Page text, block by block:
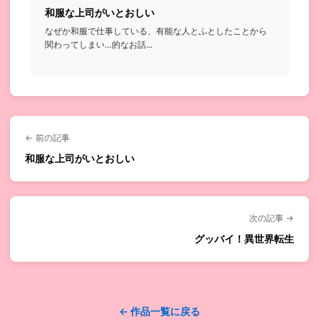
和服な上司がいとおしい
なぜか和服で仕事している、有能な人とふとしたことから
関わってしまい…的なお話...
← 前の記事
和服な上司がいとおしい
次の記事 →
グッバイ！異世界転生
← 作品一覧に戻る